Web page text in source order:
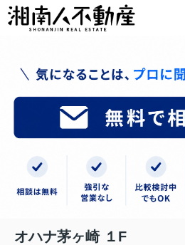
オハナ茅ヶ崎 １F